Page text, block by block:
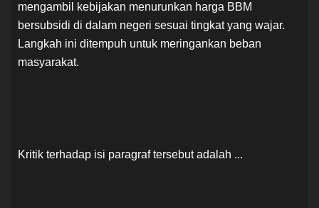
mengambil kebijakan menurunkan harga BBM
bersubsidi di dalam negeri sesuai tingkat yang wajar.
Langkah ini ditempuh untuk meringankan beban
masyarakat.
Kritik terhadap isi paragraf tersebut adalah ...